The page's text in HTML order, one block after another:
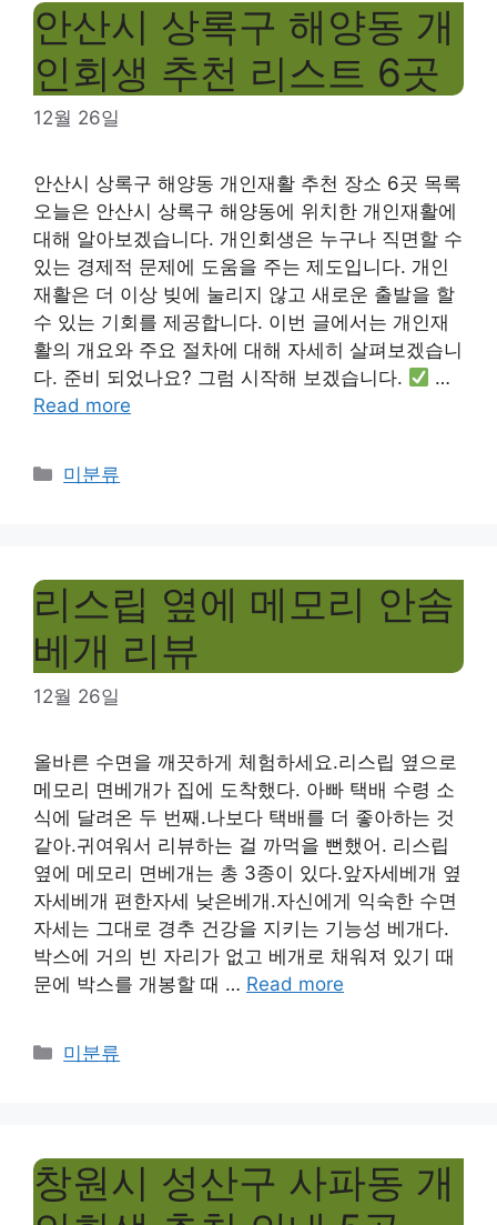
안산시 상록구 해양동 개
인회생 추천 리스트 6곳
12월 26일
안산시 상록구 해양동 개인재활 추천 장소 6곳 목록
오늘은 안산시 상록구 해양동에 위치한 개인재활에
대해 알아보겠습니다. 개인회생은 누구나 직면할 수
있는 경제적 문제에 도움을 주는 제도입니다. 개인
재활은 더 이상 빚에 눌리지 않고 새로운 출발을 할
수 있는 기회를 제공합니다. 이번 글에서는 개인재
활의 개요와 주요 절차에 대해 자세히 살펴보겠습니
다. 준비 되었나요? 그럼 시작해 보겠습니다.
…
Read more
Categories
미분류
리스립 옆에 메모리 안솜
베개 리뷰
12월 26일
올바른 수면을 깨끗하게 체험하세요.리스립 옆으로
메모리 면베개가 집에 도착했다. 아빠 택배 수령 소
식에 달려온 두 번째.나보다 택배를 더 좋아하는 것
같아.귀여워서 리뷰하는 걸 까먹을 뻔했어. 리스립
옆에 메모리 면베개는 총 3종이 있다.앞자세베개 옆
자세베개 편한자세 낮은베개.자신에게 익숙한 수면
자세는 그대로 경추 건강을 지키는 기능성 베개다.
박스에 거의 빈 자리가 없고 베개로 채워져 있기 때
문에 박스를 개봉할 때 … Read more
Categories
미분류
창원시 성산구 사파동 개